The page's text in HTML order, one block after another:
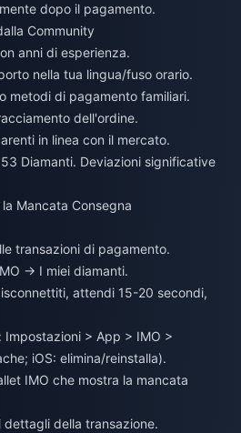
dopo il pagamento.
Community
anni di esperienza.
nella tua lingua/fuso orario.
metodi di pagamento familiari.
dell'ordine.
in linea con il mercato.
Diamanti. Deviazioni significative
Mancata Consegna
transazioni di pagamento.
→ I miei diamanti.
attendi 15-20 secondi,
> App > IMO >
iOS: elimina/reinstalla).
IMO che mostra la mancata
della transazione.